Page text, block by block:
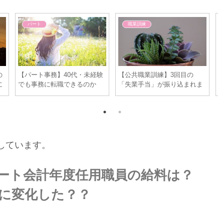
パート
【パート事務】40代・未経験
でも事務に転職できるのか
な？仕事に対する不安を考え
職業訓練
【公共職業訓練】3回目の
「失業手当」が振り込まれま
した。これが最後の振込かと
います。
ト会計年度任用職員の給料は？
変化した？？